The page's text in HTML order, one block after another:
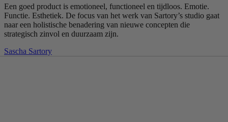
Een goed product is emotioneel, functioneel en tijdloos. Emotie.
Functie. Esthetiek. De focus van het werk van Sartory’s studio gaat
naar een holistische benadering van nieuwe concepten die
strategisch zinvol en duurzaam zijn.
Sascha Sartory